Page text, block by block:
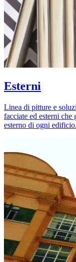
Esterni
Linea di pitture e
facciate ed esterni
esterno di ogni edificio.